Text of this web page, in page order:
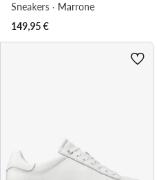
Sneakers · Marrone
149,95€